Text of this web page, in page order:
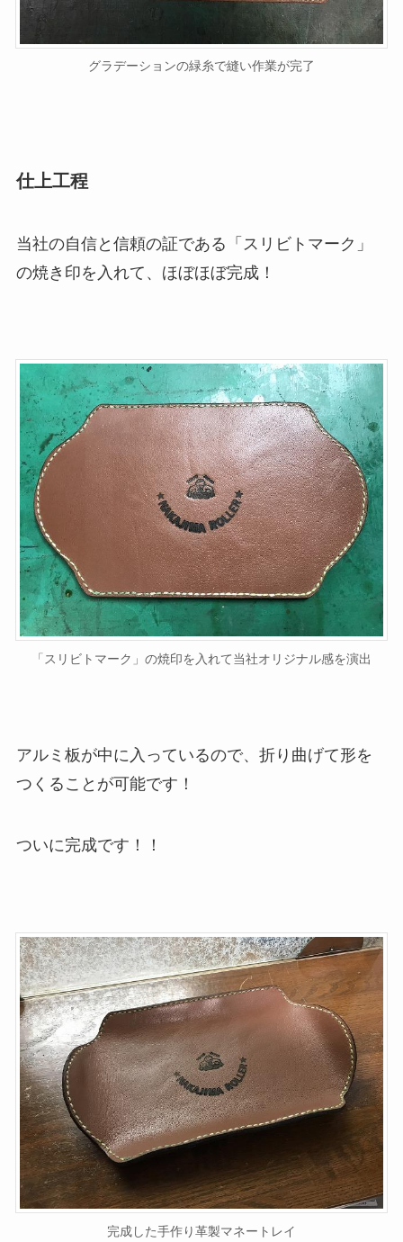
グラデーションの緑糸で縫い作業が完了
仕上工程
当社の自信と信頼の証である「スリビトマーク」
の焼き印を入れて、ほぼほぼ完成！
「スリビトマーク」の焼印を入れて当社オリジナル感を演出
アルミ板が中に入っているので、折り曲げて形を
つくることが可能です！
ついに完成です！！
完成した手作り革製マネートレイ